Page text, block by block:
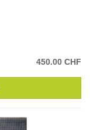
450.00 CHF